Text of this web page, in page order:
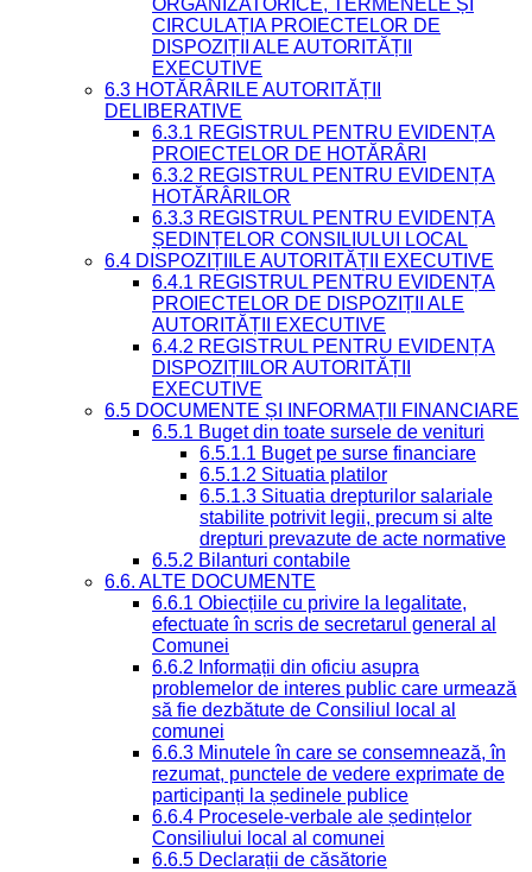
ORGANIZATORICE, TERMENELE ȘI
CIRCULAȚIA PROIECTELOR DE
DISPOZIȚII ALE AUTORITĂȚII
EXECUTIVE
6.3 HOTĂRÂRILE AUTORITĂȚII
DELIBERATIVE
6.3.1 REGISTRUL PENTRU EVIDENȚA
PROIECTELOR DE HOTĂRÂRI
6.3.2 REGISTRUL PENTRU EVIDENȚA
HOTĂRÂRILOR
6.3.3 REGISTRUL PENTRU EVIDENȚA
ȘEDINȚELOR CONSILIULUI LOCAL
6.4 DISPOZIȚIILE AUTORITĂȚII EXECUTIVE
6.4.1 REGISTRUL PENTRU EVIDENȚA
PROIECTELOR DE DISPOZIȚII ALE
AUTORITĂȚII EXECUTIVE
6.4.2 REGISTRUL PENTRU EVIDENȚA
DISPOZIȚIILOR AUTORITĂȚII
EXECUTIVE
6.5 DOCUMENTE ȘI INFORMAȚII FINANCIARE
6.5.1 Buget din toate sursele de venituri
6.5.1.1 Buget pe surse financiare
6.5.1.2 Situatia platilor
6.5.1.3 Situatia drepturilor salariale
stabilite potrivit legii, precum si alte
drepturi prevazute de acte normative
6.5.2 Bilanturi contabile
6.6. ALTE DOCUMENTE
6.6.1 Obiecțiile cu privire la legalitate,
efectuate în scris de secretarul general al
Comunei
6.6.2 Informații din oficiu asupra
problemelor de interes public care urmează
să fie dezbătute de Consiliul local al
comunei
6.6.3 Minutele în care se consemnează, în
rezumat, punctele de vedere exprimate de
participanți la ședinele publice
6.6.4 Procesele-verbale ale ședințelor
Consiliului local al comunei
6.6.5 Declarații de căsătorie